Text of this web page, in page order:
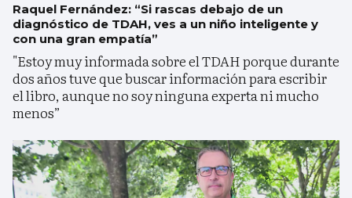
Raquel Fernández: “Si rascas debajo de un
diagnóstico de TDAH, ves a un niño inteligente y
con una gran empatía”
"Estoy muy informada sobre el TDAH porque durante
dos años tuve que buscar información para escribir
el libro, aunque no soy ninguna experta ni mucho
menos”